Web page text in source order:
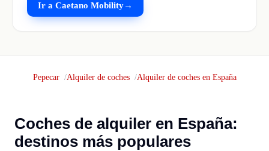
Ir a Caetano Mobility→
Pepecar Alquiler de coches Alquiler de coches en España
Coches de alquiler en España:
destinos más populares